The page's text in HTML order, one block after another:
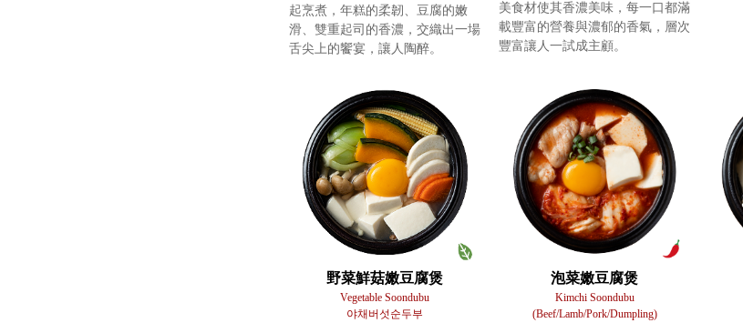
起烹煮，年糕的柔韌、豆腐的嫩
滑、雙重起司的香濃，交織出一場
舌尖上的饗宴，讓人陶醉。
美食材使其香濃美味，每一口都滿
載豐富的營養與濃郁的香氣，層次
豐富讓人一試成主顧。
野菜鮮菇嫩豆腐煲
Vegetable Soondubu
야채버섯순두부
泡菜嫩豆腐煲
Kimchi Soondubu
(Beef/Lamb/Pork/Dumpling)